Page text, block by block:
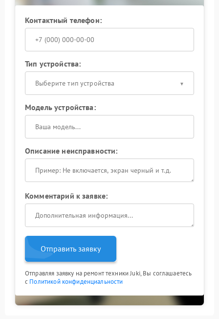
Контактный телефон:
Тип устройства:
Выберите тип устройства
Модель устройства:
Описание неисправности:
Комментарий к заявке:
Отправить заявку
Отправляя заявку на ремонт техники Juki, Вы соглашаетесь
с Политикой конфиденциальности